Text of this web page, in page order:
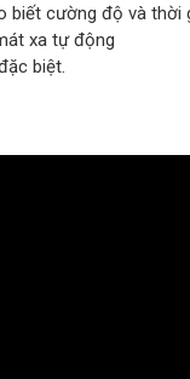
biết cường độ và thời
xa tự động
biệt.